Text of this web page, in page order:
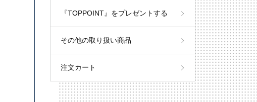
『TOPPOINT』をプレゼントする
その他の取り扱い商品
注文カート